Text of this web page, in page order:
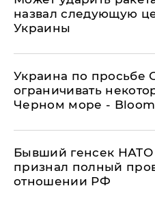
назвал следующую
Украины
Украина по просьбе
ограничивать
Черном море -
Бывший генсек НАТО
признал полный
отношении РФ